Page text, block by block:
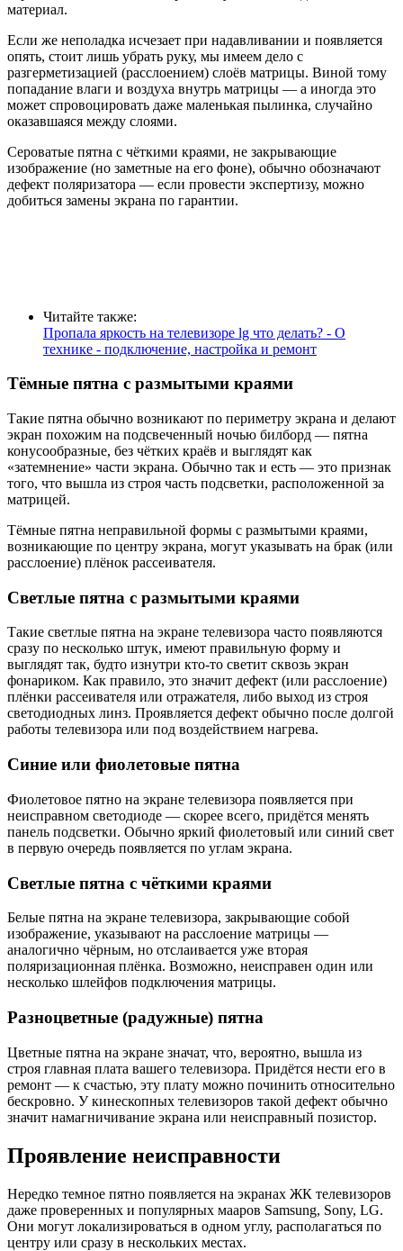
материал.
Если же неполадка исчезает при надавливании и появляется
опять, стоит лишь убрать руку, мы имеем дело с
разгерметизацией (расслоением) слоёв матрицы. Виной тому
попадание влаги и воздуха внутрь матрицы — а иногда это
может спровоцировать даже маленькая пылинка, случайно
оказавшаяся между слоями.
Сероватые пятна с чёткими краями, не закрывающие
изображение (но заметные на его фоне), обычно обозначают
дефект поляризатора — если провести экспертизу, можно
добиться замены экрана по гарантии.
Читайте также:
Пропала яркость на телевизоре lg что делать? - О
технике - подключение, настройка и ремонт
Тёмные пятна с размытыми краями
Такие пятна обычно возникают по периметру экрана и делают
экран похожим на подсвеченный ночью билборд — пятна
конусообразные, без чётких краёв и выглядят как
«затемнение» части экрана. Обычно так и есть — это признак
того, что вышла из строя часть подсветки, расположенной за
матрицей.
Тёмные пятна неправильной формы с размытыми краями,
возникающие по центру экрана, могут указывать на брак (или
расслоение) плёнок рассеивателя.
Светлые пятна с размытыми краями
Такие светлые пятна на экране телевизора часто появляются
сразу по несколько штук, имеют правильную форму и
выглядят так, будто изнутри кто-то светит сквозь экран
фонариком. Как правило, это значит дефект (или расслоение)
плёнки рассеивателя или отражателя, либо выход из строя
светодиодных линз. Проявляется дефект обычно после долгой
работы телевизора или под воздействием нагрева.
Синие или фиолетовые пятна
Фиолетовое пятно на экране телевизора появляется при
неисправном светодиоде — скорее всего, придётся менять
панель подсветки. Обычно яркий фиолетовый или синий свет
в первую очередь появляется по углам экрана.
Светлые пятна с чёткими краями
Белые пятна на экране телевизора, закрывающие собой
изображение, указывают на расслоение матрицы —
аналогично чёрным, но отслаивается уже вторая
поляризационная плёнка. Возможно, неисправен один или
несколько шлейфов подключения матрицы.
Разноцветные (радужные) пятна
Цветные пятна на экране значат, что, вероятно, вышла из
строя главная плата вашего телевизора. Придётся нести его в
ремонт — к счастью, эту плату можно починить относительно
бескровно. У кинескопных телевизоров такой дефект обычно
значит намагничивание экрана или неисправный позистор.
Проявление неисправности
Нередко темное пятно появляется на экранах ЖК телевизоров
даже проверенных и популярных мааров Samsung, Sony, LG.
Они могут локализироваться в одном углу, располагаться по
центру или сразу в нескольких местах.